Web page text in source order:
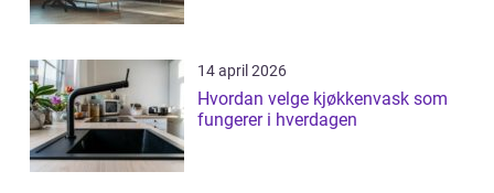
14 april 2026
Hvordan velge kjøkkenvask som
fungerer i hverdagen